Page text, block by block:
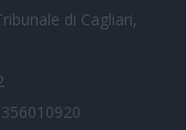
di Cagliari,